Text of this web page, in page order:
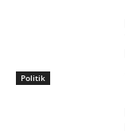
Politik